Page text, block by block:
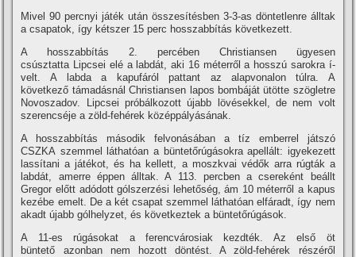
Mivel 90 percnyi játék után összesí­tésben 3-3-as döntetlenre álltak
a csapatok, í­gy kétszer 15 perc hosszabbí­tás következett.
A hosszabbí­tás 2. percében Christiansen ügyesen
csúsztatta Lipcsei elé a labdát, aki 16 méterről a hosszú sarokra í­
velt. A labda a kapufáról pattant az alapvonalon túlra. A
következő támadásnál Christiansen lapos bombáját ütötte szögletre
Novoszadov. Lipcsei próbálkozott újabb lövésekkel, de nem volt
szerencséje a zöld-fehérek középpályásának.
A hosszabbí­tás második felvonásában a tí­z emberrel játszó
CSZKA szemmel láthatóan a büntetőrúgásokra apellált: igyekezett
lassí­tani a játékot, és ha kellett, a moszkvai védők arra rúgták a
labdát, amerre éppen álltak. A 113. percben a csereként beállt
Gregor előtt adódott gólszerzési lehetőség, ám 10 méterről a kapus
kezébe emelt. De a két csapat szemmel láthatóan elfáradt, í­gy nem
akadt újabb gólhelyzet, és következtek a büntetőrúgások.
A 11-es rúgásokat a ferencvárosiak kezdték. Az első öt
büntető azonban nem hozott döntést. A zöld-fehérek részéről